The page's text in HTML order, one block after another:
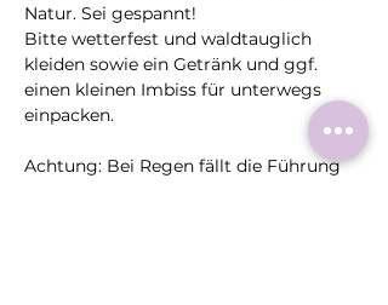
Natur. Sei gespannt!
Bitte wetterfest und waldtauglich
kleiden sowie ein Getränk und ggf.
einen kleinen Imbiss für unterwegs
einpacken.
Achtung: Bei Regen fällt die Führung